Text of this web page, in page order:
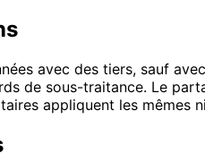
avec des tiers, sauf
de sous-traitance. Le
appliquent les mêmes